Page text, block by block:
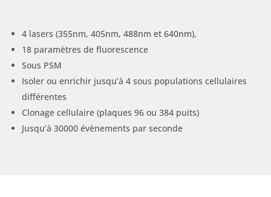
4 lasers (355nm, 405nm, 488nm et 640nm),
18 paramètres de fluorescence
Sous PSM
Isoler ou enrichir jusqu’à 4 sous populations cellulaires
différentes
Clonage cellulaire (plaques 96 ou 384 puits)
Jusqu’à 30000 évènements par seconde